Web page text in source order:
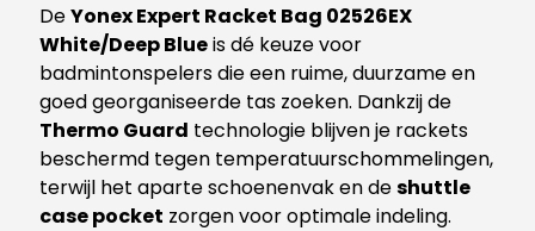
DeYonex Expert Racket Bag 02526EX
White/Deep Blueis dé keuze voor
badmintonspelers die een ruime, duurzame en
goed georganiseerde tas zoeken. Dankzij de
Thermo Guard technologie blijven je rackets
beschermd tegen temperatuurschommelingen,
terwijl het aparte schoenenvak en deshuttle
case pocket zorgen voor optimale indeling.